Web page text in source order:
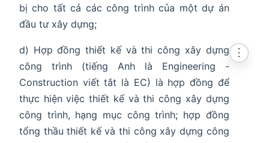
bị cho tất cả các công trình của một dự án
đầu tư xây dựng;
d) Hợp đồng thiết kế và thi công xây dựng
công trình (tiếng Anh là Engineering -
Construction viết tắt là EC) là hợp đồng để
thực hiện việc thiết kế và thi công xây dựng
công trình, hạng mục công trình; hợp đồng
tổng thầu thiết kế và thi công xây dựng công
⋮